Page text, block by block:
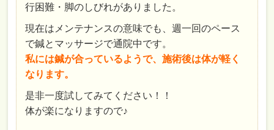
行困難・脚のしびれがありました。
現在はメンテナンスの意味でも、週一回のペース
で鍼とマッサージで通院中です。
私には鍼が合っているようで、施術後は体が軽く
なります。
是非一度試してみてください！！
体が楽になりますので♪